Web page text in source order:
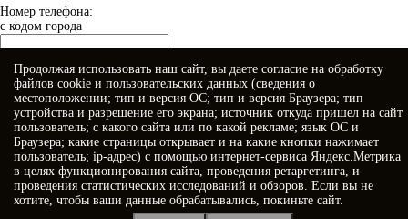
Номер телефона:
с кодом города
Когда позвонить?
Я принимаю условияПолитики конфиденциальности
Продолжая использовать наш сайт, вы даете согласие на обработку
файлов cookie и пользовательских данных (сведения о
местоположении; тип и версия ОС; тип и версия Браузера; тип
устройства и разрешение его экрана; источник откуда пришел на сайт
пользователь; с какого сайта или по какой рекламе; язык ОС и
Браузера; какие страницы открывает и на какие кнопки нажимает
пользователь; ip-адрес) с помощью интернет-сервиса Яндекс.Метрика
в целях функционирования сайта, проведения ретаргетинга, и
проведения статистических исследований и обзоров. Если вы не
хотите, чтобы ваши данные обрабатывались, покиньте сайт.